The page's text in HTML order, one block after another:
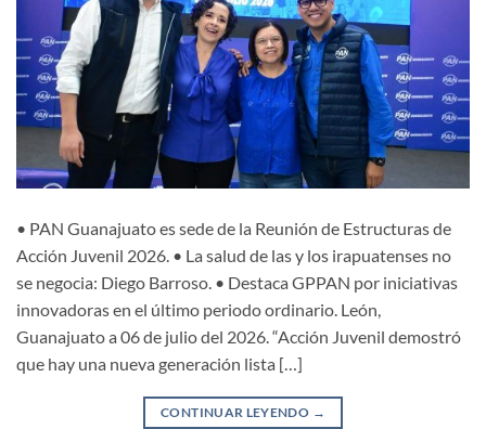
• PAN Guanajuato es sede de la Reunión de Estructuras de
Acción Juvenil 2026. • La salud de las y los irapuatenses no
se negocia: Diego Barroso. • Destaca GPPAN por iniciativas
innovadoras en el último periodo ordinario. León,
Guanajuato a 06 de julio del 2026. “Acción Juvenil demostró
que hay una nueva generación lista […]
CONTINUAR LEYENDO →